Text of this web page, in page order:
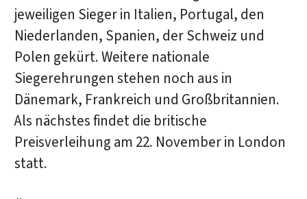
jeweiligen Sieger in Italien, Portugal, den
Niederlanden, Spanien, der Schweiz und
Polen gekürt. Weitere nationale
Siegerehrungen stehen noch aus in
Dänemark, Frankreich und Großbritannien.
Als nächstes findet die britische
Preisverleihung am 22. November in London
statt.